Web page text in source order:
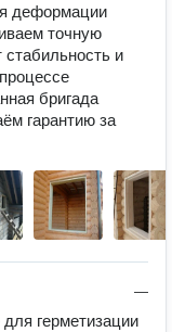
деформации
точную
стабильность и
бригада
гарантию за
—
герметизации